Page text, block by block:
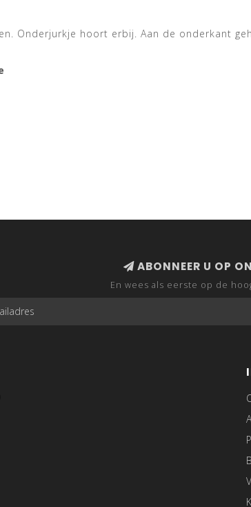
Onderjurkje hoort erbij. Aan de onderkant
ABONNEER U OP
En wees als eerste op de